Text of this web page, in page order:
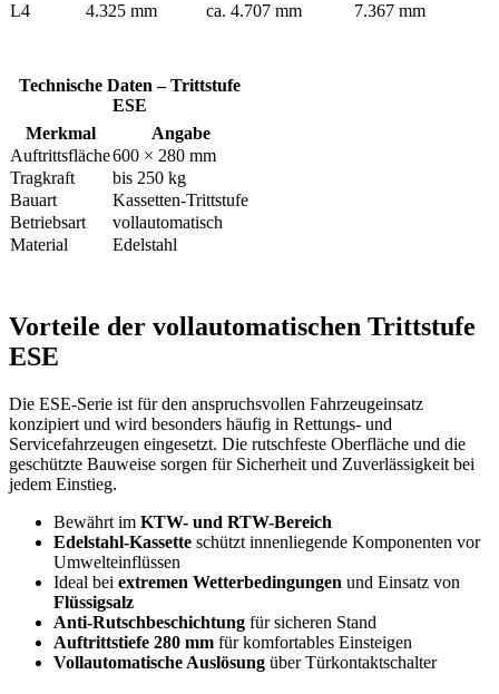
L4
4.325 mm ca. 4.707 mm 7.367 mm
Technische Daten – Trittstufe
ESE
Merkmal
Angabe
Auftrittsfläche600 × 280 mm
Tragkraft
bis 250 kg
Bauart
Kassetten-Trittstufe
Betriebsart
vollautomatisch
Material
Edelstahl
Vorteile der vollautomatischen Trittstufe
ESE
Die ESE-Serie ist für den anspruchsvollen Fahrzeugeinsatz
konzipiert und wird besonders häufig in Rettungs- und
Servicefahrzeugen eingesetzt. Die rutschfeste Oberfläche und die
geschützte Bauweise sorgen für Sicherheit und Zuverlässigkeit bei
jedem Einstieg.
Bewährt im KTW- und RTW-Bereich
Edelstahl-Kassette schützt innenliegende Komponenten vor
Umwelteinflüssen
Ideal bei extremen Wetterbedingungen und Einsatz von
Flüssigsalz
Anti-Rutschbeschichtung für sicheren Stand
Auftrittstiefe 280 mm für komfortables Einsteigen
Vollautomatische Auslösung über Türkontaktschalter